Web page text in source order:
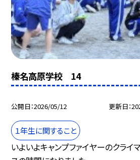
榛名高原学校 14
公開日 2026/05/12 更新日
１年生に関すること
いよいよキャンプファイヤーのクライ